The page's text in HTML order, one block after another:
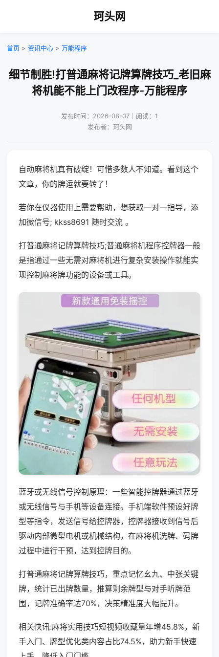
珂头网
首页 > 资讯中心 > 万能程序
细节制胜!打普通麻将记牌算牌技巧_老旧麻
将机能不能上门改程序-万能程序
发布时间：2026-08-07｜阅读：1
发布者：珂头网
自动麻将机真有破绽！可惜多数人不知道。看到这个
文章，你的牌运就要转了！
若你在仪器使用上需要帮助，想获取一对一指导，添
加微信号; kkss8691 随时交流 。
打普通麻将记牌算牌技巧;普通麻将机程序控牌器一般
是指通过一些无需对麻将机进行复杂安装操作就能实
现控制麻将牌功能的设备或工具。
蓝牙或无线信号控制原理：一些智能控牌器通过蓝牙
或无线信号与手机等设备连接。手机端软件预设好牌
型等指令，发送信号给控牌器，控牌器接收到信号后
驱动内部微型电机或机械结构，在麻将机洗牌、码牌
过程中进行干预，达到控牌目的。
打普通麻将记牌算牌技巧，重点记忆幺九、中张关键
牌，统计已出牌数量，推算剩余牌型与对手听牌范
围，记牌准确率达70%，决策精准度大幅提升。
相关快讯:麻将实用技巧短视频收藏量年增45.8%，新
手入门、牌型优化类内容占比74.5%，助力新手快速